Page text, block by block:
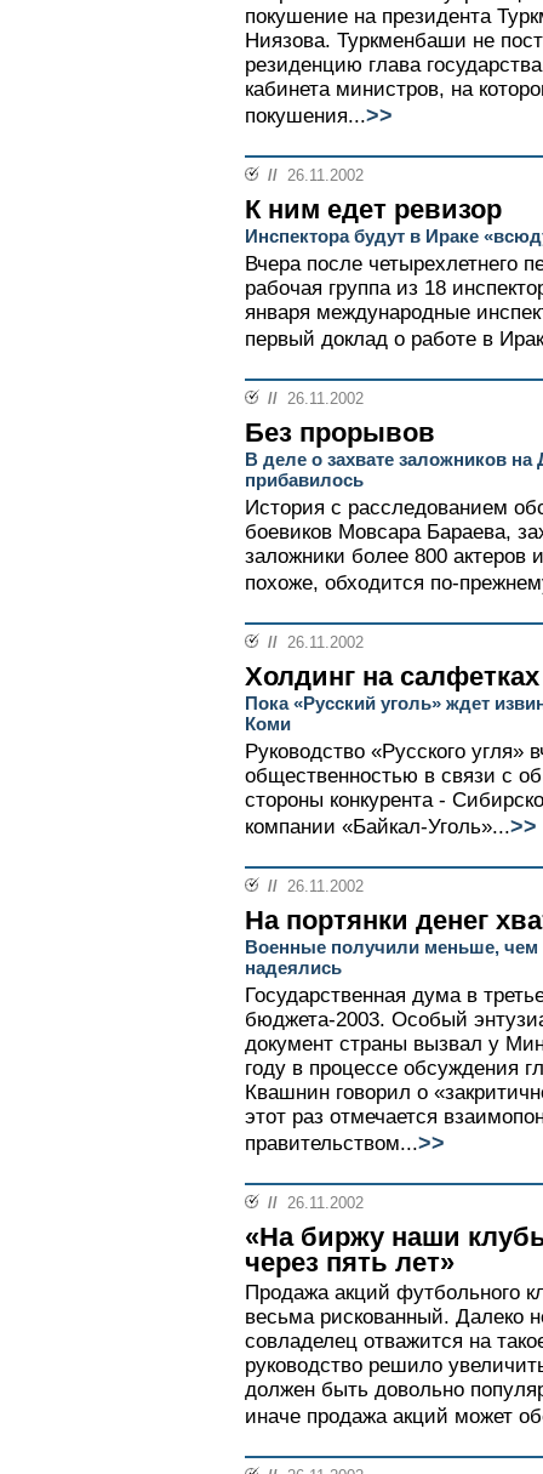
покушение на президента
Ниязова. Туркменбаши не
резиденцию глава
кабинета министров, на
покушения...>>
// 26.11.2002
К ним едет ревизор
Инспектора будут в Ираке
Вчера после четырехлетнего
рабочая группа из 18
января международные
первый доклад о работе в
// 26.11.2002
Без прорывов
В деле о захвате заложников
прибавилось
История с расследованием
боевиков Мовсара Бараева,
заложники более 800
похоже, обходится по-
// 26.11.2002
Холдинг на салфетках
Пока «Русский уголь» ждет
Коми
Руководство «Русского
общественностью в связи с
стороны конкурента -
компании «Байкал-Уголь»...>>
// 26.11.2002
На портянки денег
Военные получили меньше,
надеялись
Государственная дума в
бюджета-2003. Особый
документ страны вызвал у
году в процессе обсуждения
Квашнин говорил о
этот раз отмечается
правительством...>>
// 26.11.2002
«На биржу наши
через пять лет»
Продажа акций футбольного
весьма рискованный. Далеко
совладелец отважится на
руководство решило
должен быть довольно
иначе продажа акций может